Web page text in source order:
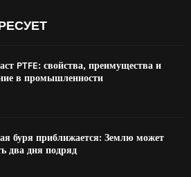
PTFE: свойства, преимущества и
в промышленности
буря приближается: Землю может
два дня подряд